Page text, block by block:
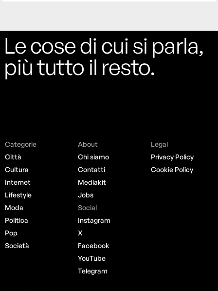
Le cose di cui si parla,
più tutto il resto.
Categorie
Città
Cultura
Internet
Lifestyle
Moda
Politica
Pop
Società
About
Chi siamo
Contatti
Mediakit
Jobs
Social
Instagram
X
Facebook
YouTube
Telegram
Legal
Privacy Policy
Cookie Policy